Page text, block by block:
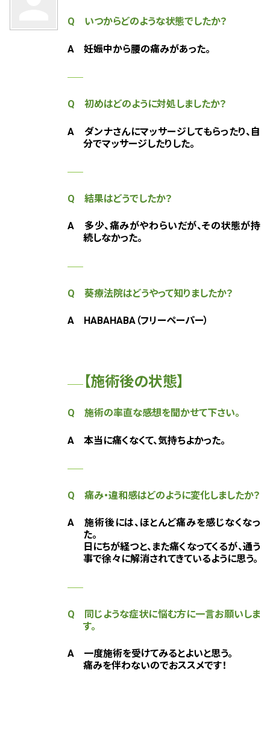
Q いつからどのような状態でしたか？
A 妊娠中から腰の痛みがあった。
Q 初めはどのように対処しましたか？
A
ダンナさんにマッサージしてもらったり、自
分でマッサージしたりした。
Q 結果はどうでしたか？
A
多少、痛みがやわらいだが、その状態が持
続しなかった。
Q 葵療法院はどうやって知りましたか？
A HABAHABA（フリーペーパー）
【施術後の状態】
Q 施術の率直な感想を聞かせて下さい。
A 本当に痛くなくて、気持ちよかった。
Q 痛み・違和感はどのように変化しましたか？
A 施術後には、ほとんど痛みを感じなくなっ
た。
日にちが経つと、また痛くなってくるが、通う
事で徐々に解消されてきているように思う。
Q 同じような症状に悩む方に一言お願いしま
す。
A 一度施術を受けてみるとよいと思う。
痛みを伴わないのでおススメです！